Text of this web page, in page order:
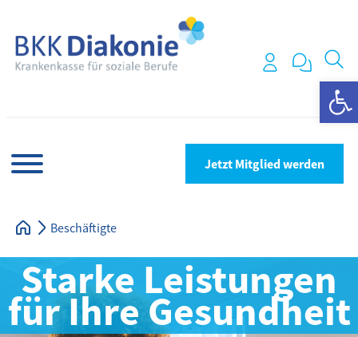
Jetzt Mitglied werden
Starke Leistungen
für Ihre Gesundheit
Beschäftigte